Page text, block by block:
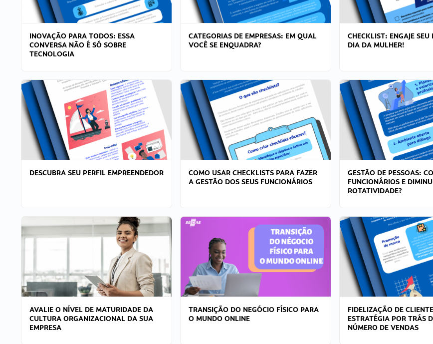
INOVAÇÃO PARA TODOS: ESSA
CONVERSA NÃO É SÓ SOBRE
TECNOLOGIA
CATEGORIAS DE EMPRESAS: EM QUAL
VOCÊ SE ENQUADRA?
CHECKLIST: ENGAJE
DIA DA MULHER!
DESCUBRA SEU PERFIL EMPREENDEDOR
COMO USAR CHECKLISTS PARA FAZER
A GESTÃO DOS SEUS FUNCIONÁRIOS
GESTÃO DE PESSOAS:
FUNCIONÁRIOS E
ROTATIVIDADE?
AVALIE O NÍVEL DE MATURIDADE DA
CULTURA ORGANIZACIONAL DA SUA
EMPRESA
TRANSIÇÃO DO NEGÓCIO FÍSICO PARA
O MUNDO ONLINE
FIDELIZAÇÃO DE
ESTRATÉGIA POR TRÁS
NÚMERO DE VENDAS